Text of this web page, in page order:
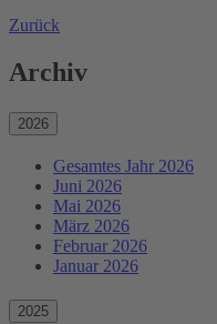
Zurück
Archiv
2026
Gesamtes Jahr 2026
Juni 2026
Mai 2026
März 2026
Februar 2026
Januar 2026
2025